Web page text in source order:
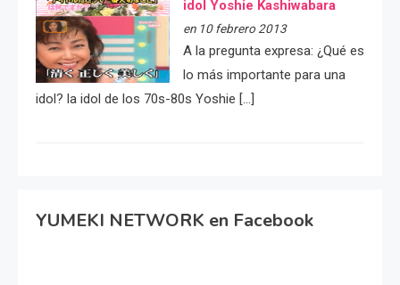
idol Yoshie Kashiwabara
en 10 febrero 2013
A la pregunta expresa: ¿Qué es
lo más importante para una
idol? la idol de los 70s-80s Yoshie […]
YUMEKI NETWORK en Facebook